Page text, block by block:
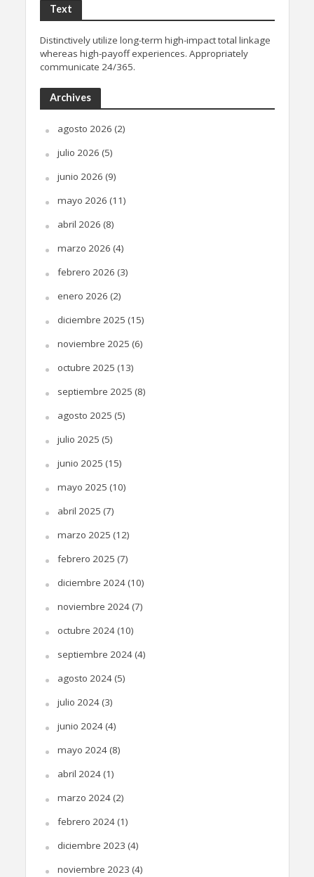
Text
Distinctively utilize long-term high-impact total linkage
whereas high-payoff experiences. Appropriately
communicate 24/365.
Archives
agosto 2026 (2)
julio 2026 (5)
junio 2026 (9)
mayo 2026 (11)
abril 2026 (8)
marzo 2026 (4)
febrero 2026 (3)
enero 2026 (2)
diciembre 2025 (15)
noviembre 2025 (6)
octubre 2025 (13)
septiembre 2025 (8)
agosto 2025 (5)
julio 2025 (5)
junio 2025 (15)
mayo 2025 (10)
abril 2025 (7)
marzo 2025 (12)
febrero 2025 (7)
diciembre 2024(10)
noviembre 2024(7)
octubre 2024(10)
septiembre 2024(4)
agosto 2024(5)
julio 2024(3)
junio 2024(4)
mayo 2024(8)
abril 2024(1)
marzo 2024(2)
febrero 2024(1)
diciembre 2023 (4)
noviembre 2023 (4)